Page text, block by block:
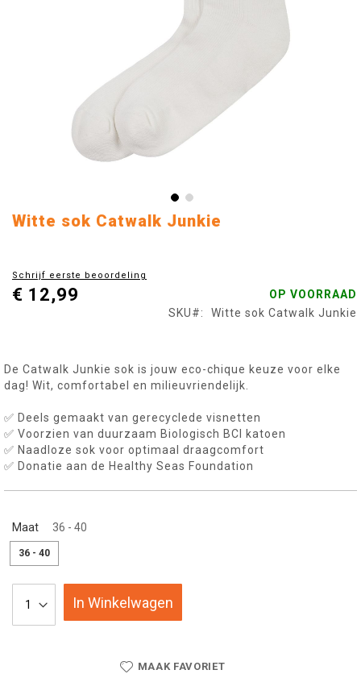
Ga
van
de
Witte sok Catwalk Junkie
Schrijf eerste beoordeling
€ 12,99
OP VOORRAAD
SKU
Witte sok Catwalk Junkie
De Catwalk Junkie sok is jouw eco-chique keuze voor elke
dag! Wit, comfortabel en milieuvriendelijk.
✅ Deels gemaakt van gerecyclede visnetten
✅ Voorzien van duurzaam Biologisch BCI katoen
✅ Naadloze sok voor optimaal draagcomfort
✅ Donatie aan de Healthy Seas Foundation
Maat 36 - 40
36 - 40
In Winkelwagen
MAAK FAVORIET